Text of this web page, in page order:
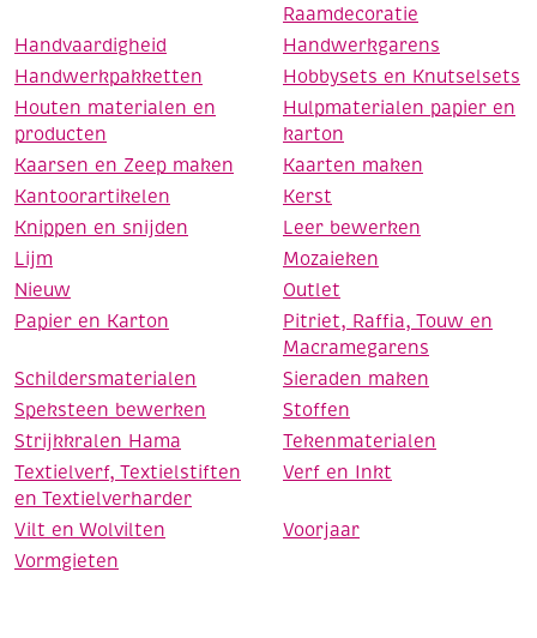
Raamdecoratie
Handvaardigheid
Handwerkgarens
Handwerkpakketten
Hobbysets en Knutselsets
Houten materialen en
producten
Hulpmaterialen papier en
karton
Kaarsen en Zeep maken
Kaarten maken
Kantoorartikelen
Kerst
Knippen en snijden
Leer bewerken
Lijm
Mozaieken
Nieuw
Outlet
Papier en Karton
Pitriet, Raffia, Touw en
Macramegarens
Schildersmaterialen
Sieraden maken
Speksteen bewerken
Stoffen
Strijkkralen Hama
Tekenmaterialen
Textielverf, Textielstiften
en Textielverharder
Verf en Inkt
Vilt en Wolvilten
Voorjaar
Vormgieten